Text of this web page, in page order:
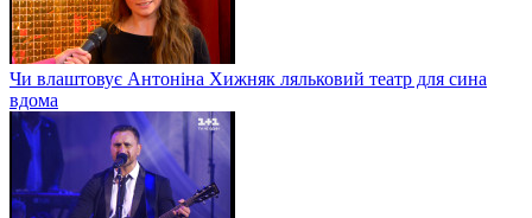
Чи влаштовує Антоніна Хижняк ляльковий театр для сина
вдома